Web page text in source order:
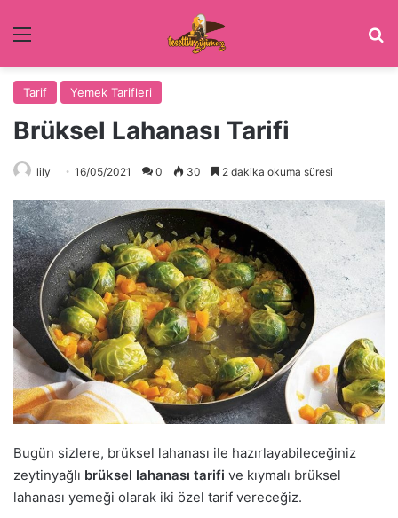
Menü
Tarif Yemek Tarifleri
Brüksel Lahanası Tarifi
lily 16/05/2021 0 30 2 dakika okuma süresi
Bugün sizlere, brüksel lahanası ile hazırlayabileceğiniz
zeytinyağlı brüksel lahanası tarifi ve kıymalı brüksel
lahanası yemeği olarak iki özel tarif vereceğiz.